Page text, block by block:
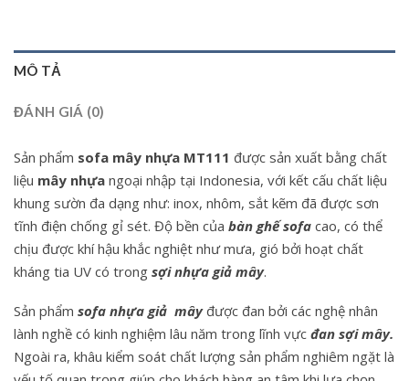
MÔ TẢ
ĐÁNH GIÁ (0)
Sản phẩm sofa mây nhựa MT111 được sản xuất bằng chất
liệu mây nhựa ngoại nhập tại Indonesia, với kết cấu chất liệu
khung sườn đa dạng như: inox, nhôm, sắt kẽm đã được sơn
tĩnh điện chống gỉ sét. Độ bền của bàn ghế sofa cao, có thể
chịu được khí hậu khắc nghiệt như mưa, gió bởi hoạt chất
kháng tia UV có trong sợi nhựa giả mây.
Sản phẩm sofa nhựa giả mâyđược đan bởi các nghệ nhân
lành nghề có kinh nghiệm lâu năm trong lĩnh vực đan sợi mây.
Ngoài ra, khâu kiểm soát chất lượng sản phẩm nghiêm ngặt là